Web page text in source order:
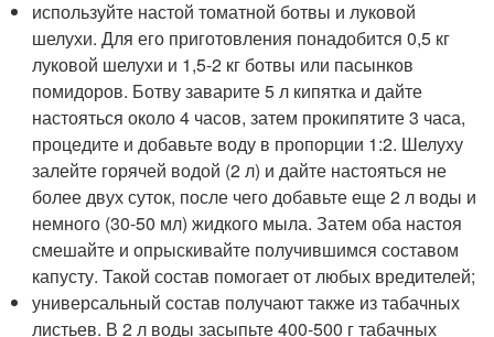
используйте настой томатной ботвы и луковой
шелухи. Для его приготовления понадобится 0,5 кг
луковой шелухи и 1,5-2 кг ботвы или пасынков
помидоров. Ботву заварите 5 л кипятка и дайте
настояться около 4 часов, затем прокипятите 3 часа,
процедите и добавьте воду в пропорции 1:2. Шелуху
залейте горячей водой (2 л) и дайте настояться не
более двух суток, после чего добавьте еще 2 л воды и
немного (30-50 мл) жидкого мыла. Затем оба настоя
смешайте и опрыскивайте получившимся составом
капусту. Такой состав помогает от любых вредителей;
универсальный состав получают также из табачных
листьев. В 2 л воды засыпьте 400-500 г табачных